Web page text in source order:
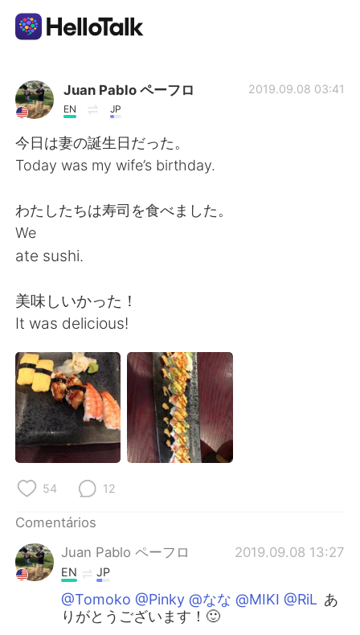
Aplicativo de troca de idioma
AI Grammar Checker
Português
العربية
Deutsch 日本語
한국어 Русский
ไทย Indonesia
Italiano
Tiếng Việt
Juan Pablo ペーフロ
EN JP
2019.09.08 03:41
今日は妻の誕生日だった。
Today was my wife’s birthday.
わたしたちは寿司を食べました。
We
ate sushi.
美味しいかった！
It was delicious!
54 12
Comentários
Juan Pablo ペーフロ
2019.09.08 13:27
EN JP
@Tomoko @Pinky @なな @MIKI @RiL あ
りがとうございます！🙂